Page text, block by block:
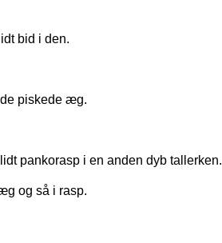
bid i den.
piskede æg.
pankorasp i en anden dyb tallerken.
og så i rasp.